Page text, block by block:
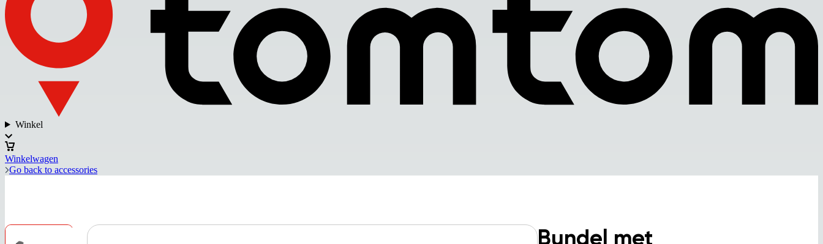
Winkel
Winkelwagen
Go back to accessories
Bundel met